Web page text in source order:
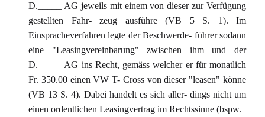
D._____ AG jeweils mit einem von dieser zur Verfügung
gestellten Fahr- zeug ausführe (VB 5 S. 1). Im
Einspracheverfahren legte der Beschwerde- führer sodann
eine "Leasingvereinbarung" zwischen ihm und der
D._____ AG ins Recht, gemäss welcher er für monatlich
Fr. 350.00 einen VW T- Cross von dieser "leasen" könne
(VB 13 S. 4). Dabei handelt es sich aller- dings nicht um
einen ordentlichen Leasingvertrag im Rechtssinne (bspw.